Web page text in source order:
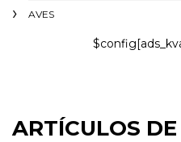
AVES
ARTÍCULOS